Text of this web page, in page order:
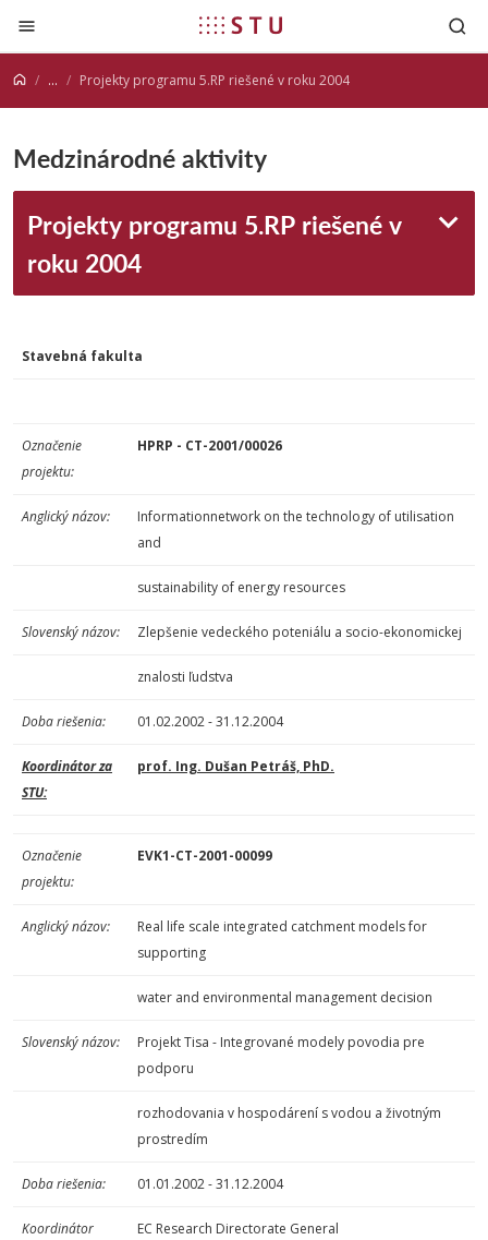
Prejsť na obsah
... Projekty programu 5.RP riešené v roku 2004
Medzinárodné aktivity
Projekty programu 5.RP riešené v
roku 2004
Stavebná fakulta
Označenie
projektu:
HPRP - CT-2001/00026
Anglický názov:
Informationnetwork on the technology of utilisation
and
sustainability of energy resources
Slovenský názov: Zlepšenie vedeckého poteniálu a socio-ekonomickej
znalosti ľudstva
Doba riešenia: 01.02.2002 - 31.12.2004
Koordinátor za
STU:
prof. Ing. Dušan Petráš, PhD.
Označenie
projektu:
EVK1-CT-2001-00099
Anglický názov:
Real life scale integrated catchment models for
supporting
water and environmental management decision
Slovenský názov:
Projekt Tisa - Integrované modely povodia pre
podporu
rozhodovania v hospodárení s vodou a životným
prostredím
Doba riešenia: 01.01.2002 - 31.12.2004
Koordinátor
EC Research Directorate General